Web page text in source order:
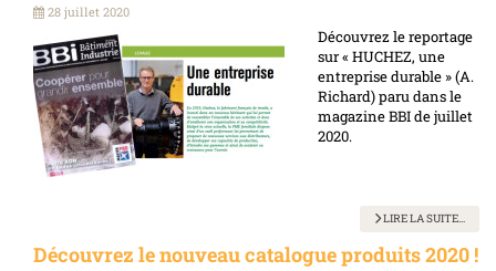
28 juillet 2020
Découvrez le reportage
sur « HUCHEZ, une
entreprise durable » (A.
Richard) paru dans le
magazine BBI de juillet
2020.
LIRE LA SUITE...
Découvrez le nouveau catalogue produits 2020 !